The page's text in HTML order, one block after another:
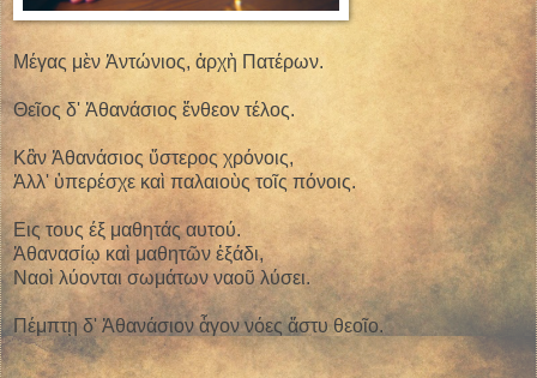
Μέγας μὲν Ἀντώνιος, ἀρχὴ Πατέρων.
Θεῖος δ' Ἀθανάσιος ἔνθεον τέλος.
Κἂν Ἀθανάσιος ὕστερος χρόνοις,
Ἀλλ' ὑπερέσχε καὶ παλαιοὺς τοῖς πόνοις.
Eις τους έξ μαθητάς αυτού.
Ἀθανασίῳ καὶ μαθητῶν ἑξάδι,
Ναοὶ λύονται σωμάτων ναοῦ λύσει.
Πέμπτῃ δ' Ἀθανάσιον ἆγον νόες ἄστυ θεοῖο.